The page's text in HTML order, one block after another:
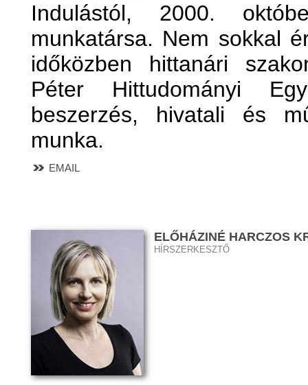
Indulástól, 2000.
munkatársa. Nem sokkal
időközben hittanári
Péter Hittudományi
beszerzés, hivatali és
munka.
EMAIL
ELŐHÁZINÉ HARCZOS
HÍRSZERKESZTŐ